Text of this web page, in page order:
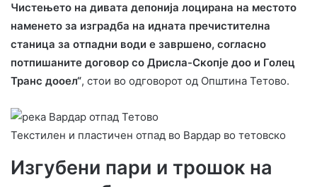
Чистењето на дивата депонија лоцирана на местото
наменето за изградба на идната пречистителна
станица за отпадни води е завршено, согласно
потпишаните договор со Дрисла-Скопје доо и Голец
Транс дооел“, стои во одговорот од Општина Тетово.
Текстилен и пластичен отпад во Вардар во тетовско
Изгубени пари и трошок на